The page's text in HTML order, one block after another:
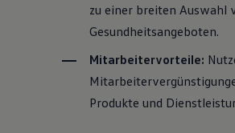
Motorenöl und
Räder und Reifen
Pannen- und Unfallhilfe
Economy Service
Zubehör
Modellspezifisches
zu einer breiten Auswahl
Gesundheitsangeboten.
Mitarbeitervorteile:
Produkte und